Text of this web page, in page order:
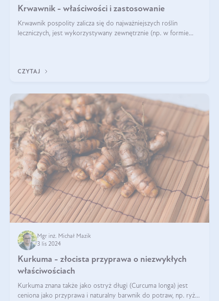
Krwawnik - właściwości i zastosowanie
Krwawnik pospolity zalicza się do najważniejszych roślin
leczniczych, jest wykorzystywany zewnętrznie (np. w formie
CZYTAJ
Mgr inż. Michał Mazik
3 lis 2024
Kurkuma - złocista przyprawa o niezwykłych
właściwościach
Kurkuma znana także jako ostryż długi (Curcuma longa) jest
ceniona jako przyprawa i naturalny barwnik do potraw, np. ryżu